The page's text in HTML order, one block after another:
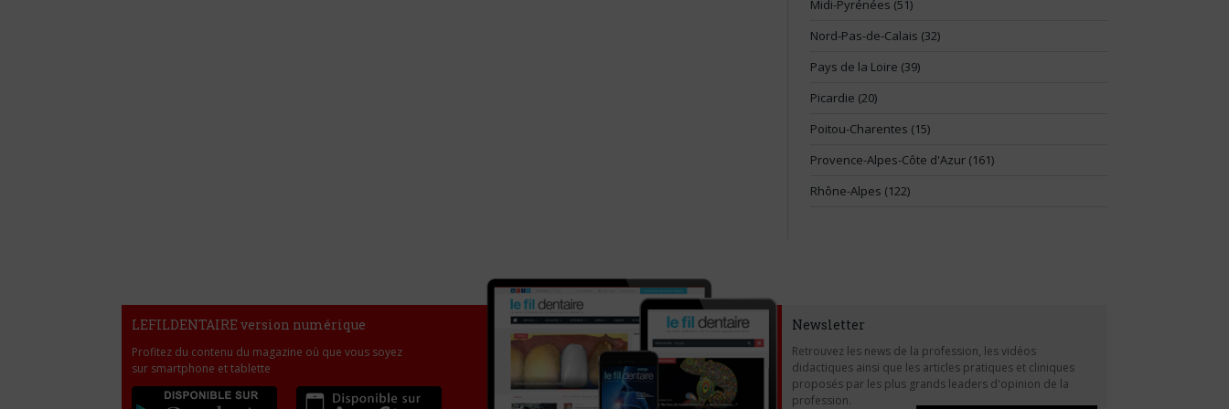
Midi-Pyrénées (51)
Nord-Pas-de-Calais (32)
Pays de la Loire (39)
Picardie (20)
Poitou-Charentes (15)
Provence-Alpes-Côte d'Azur (161)
Rhône-Alpes (122)
LEFILDENTAIRE version numérique
Profitez du contenu du magazine où que vous soyez
sur smartphone et tablette
Newsletter
Retrouvez les news de la profession, les vidéos
didactiques ainsi que les articles pratiques et cliniques
proposés par les plus grands leaders d'opinion de la
profession.